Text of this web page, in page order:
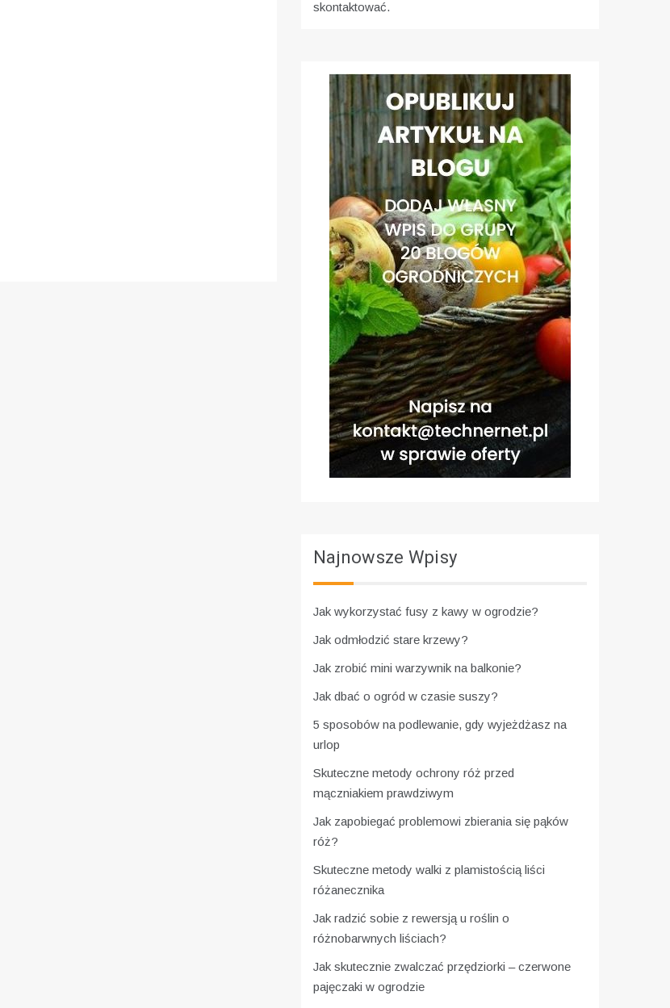
skontaktować.
Najnowsze Wpisy
Jak wykorzystać fusy z kawy w ogrodzie?
Jak odmłodzić stare krzewy?
Jak zrobić mini warzywnik na balkonie?
Jak dbać o ogród w czasie suszy?
5 sposobów na podlewanie, gdy wyjeżdżasz na
urlop
Skuteczne metody ochrony róż przed
mączniakiem prawdziwym
Jak zapobiegać problemowi zbierania się pąków
róż?
Skuteczne metody walki z plamistością liści
różanecznika
Jak radzić sobie z rewersją u roślin o
różnobarwnych liściach?
Jak skutecznie zwalczać przędziorki – czerwone
pajęczaki w ogrodzie